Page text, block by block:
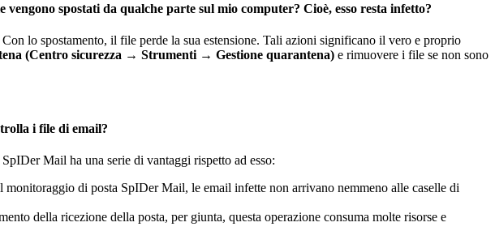
spostati da qualche parte sul mio computer? Cioè, esso resta infetto?
lo spostamento, il file perde la sua estensione. Tali azioni significano il vero e proprio
(Centro sicurezza → Strumenti → Gestione quarantena) e rimuovere i file se non sono
i file di email?
Mail ha una serie di vantaggi rispetto ad esso:
di posta SpIDer Mail, le email infette non arrivano nemmeno alle caselle di
della ricezione della posta, per giunta, questa operazione consuma molte risorse e